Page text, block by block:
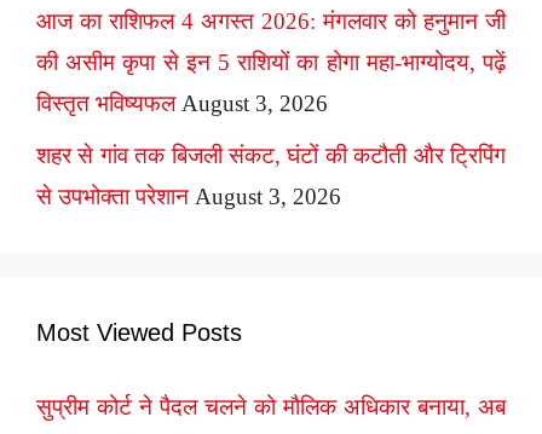
आज का राशिफल 4 अगस्त 2026: मंगलवार को हनुमान जी
की असीम कृपा से इन 5 राशियों का होगा महा-भाग्योदय, पढ़ें
विस्तृत भविष्यफल August 3, 2026
शहर से गांव तक बिजली संकट, घंटों की कटौती और ट्रिपिंग
से उपभोक्ता परेशान August 3, 2026
Most Viewed Posts
सुप्रीम कोर्ट ने पैदल चलने को मौलिक अधिकार बनाया, अब